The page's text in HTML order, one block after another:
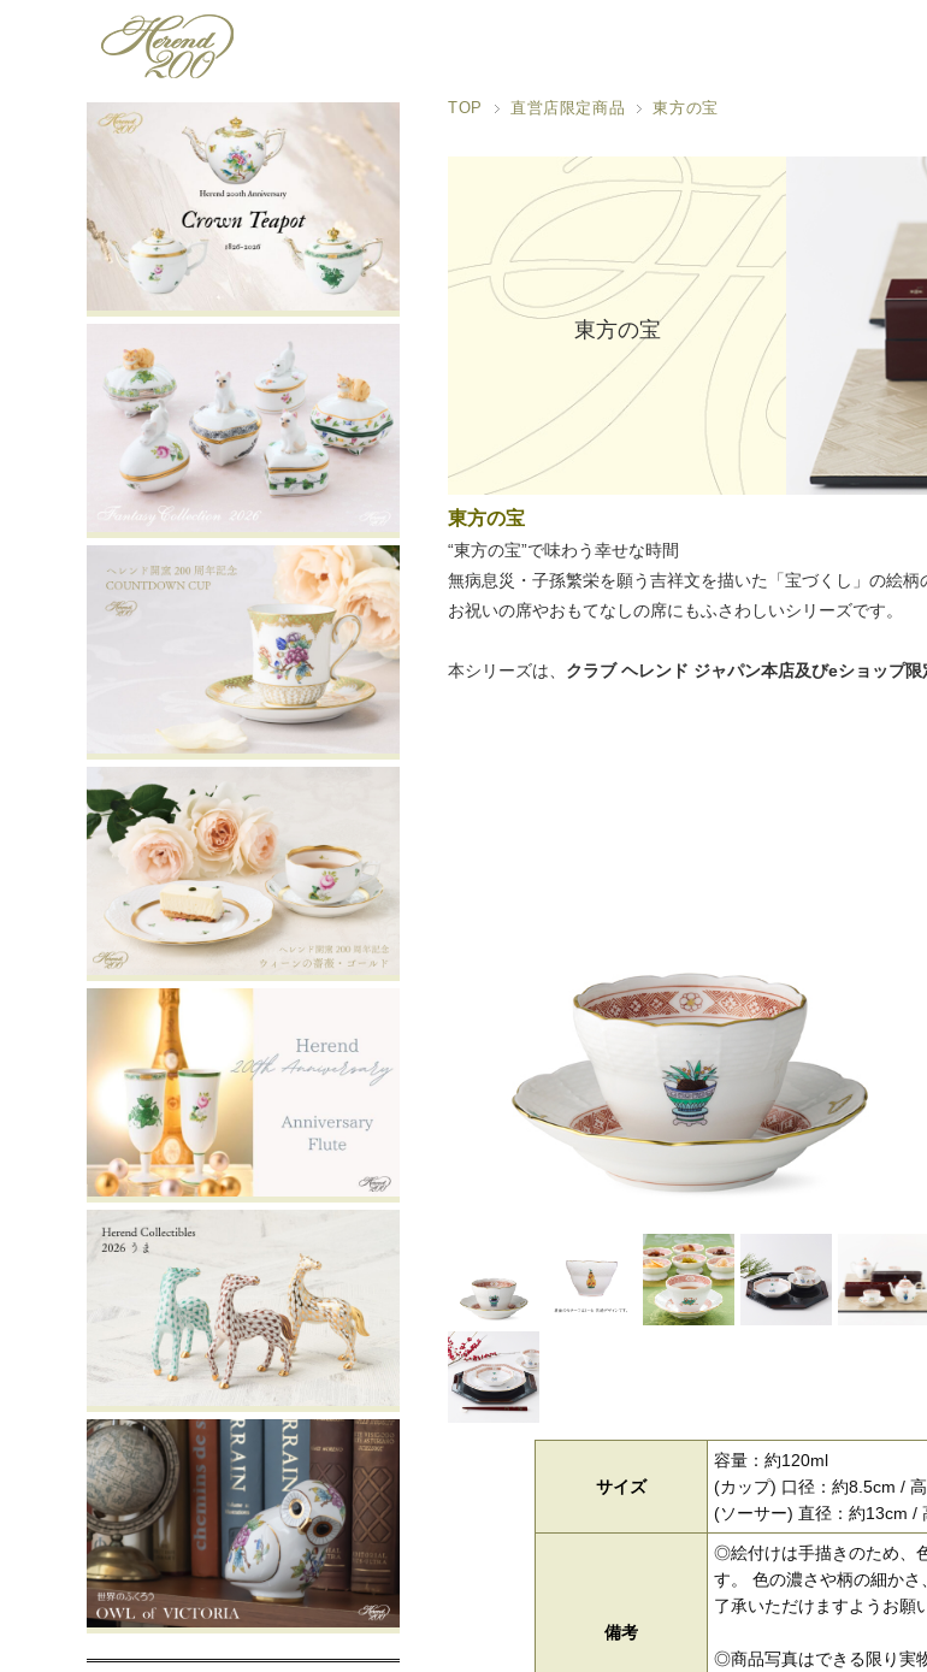
TOP 直営店限定商品 東方の宝
東方の宝
東方の宝
“東方の宝”で味わう幸せな時間
無病息災・子孫繁栄を願う吉祥文を描いた「宝づくし」の絵
お祝いの席やおもてなしの席にもふさわしいシリーズです。
本シリーズは、 クラブ ヘレンド ジャパン本店及びeショップ限
サイズ
容量：約120ml
(カップ) 口径：約8.5cm /
(ソーサー) 直径：約13cm /
備考
◎絵付けは手描きのため、
す。 色の濃さや柄の細か
了承いただけますようお願
◎商品写真はできる限り実